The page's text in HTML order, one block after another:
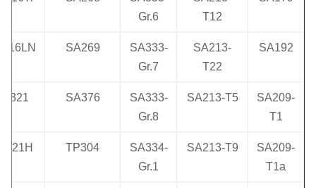
SA192
SA213-
SA333-
SA269
TP316LN
SA213-T5
SA333-
SA376
TP321
SA213-T9
SA334-
TP304
TP321H